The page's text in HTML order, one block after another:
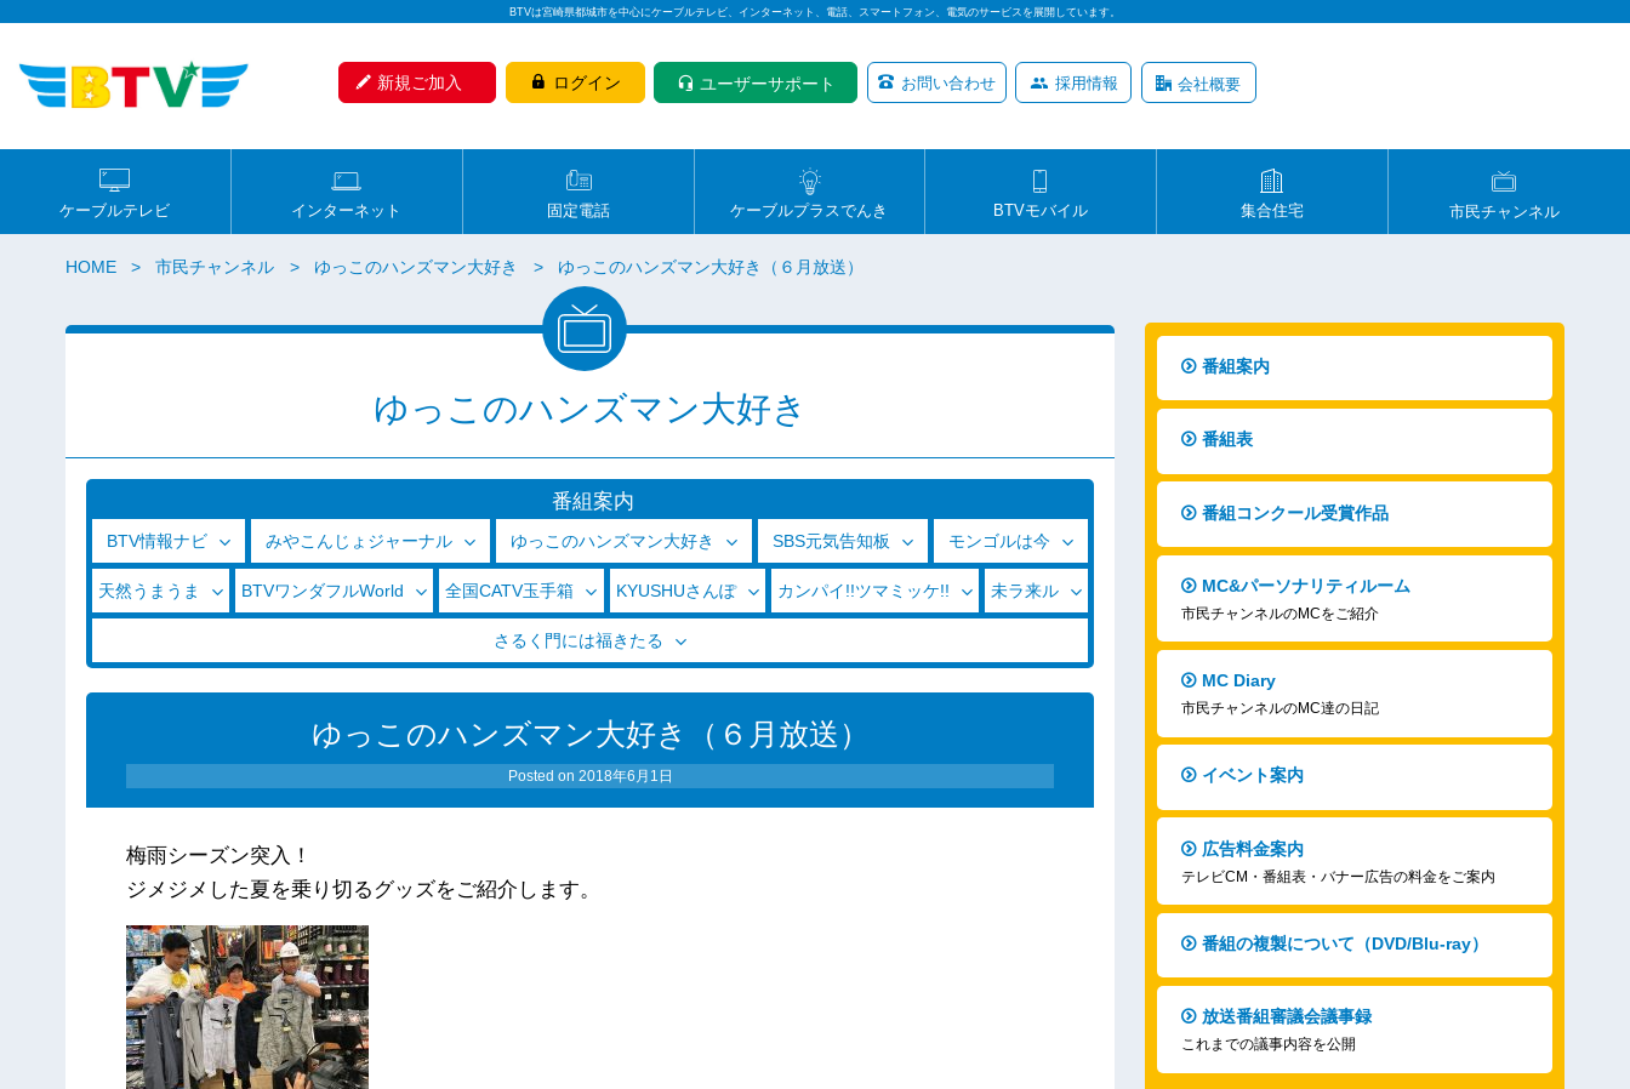
BTVは宮崎県都城市を中心にケーブルテレビ、インターネット、電話、スマートフォン、電気のサービスを展開しています。
新規ご加入 ログイン ユーザーサポート お問い合わせ 採用情報 会社概要
ケーブルテレビ インターネット 固定電話 ケーブルプラスでんき BTVモバイル 集合住宅 市民チャンネル
HOME 市民チャンネル ゆっこのハンズマン大好き ゆっこのハンズマン大好き（６月放送）
ゆっこのハンズマン大好き
番組案内
BTV情報ナビ みやこんじょジャーナル ゆっこのハンズマン大好き SBS元気告知板 モンゴルは今
天然うまうま BTVワンダフルWorld 全国CATV玉手箱 KYUSHUさんぽ カンパイ!!ツマミッケ!! 未ラ来ル
さるく門には福きたる
ゆっこのハンズマン大好き（６月放送）
Posted on 2018年6月1日
梅雨シーズン突入！
ジメジメした夏を乗り切るグッズをご紹介します。
番組案内
番組表
番組コンクール受賞作品
MC&パーソナリティルーム
市民チャンネルのMCをご紹介
MC Diary
市民チャンネルのMC達の日記
イベント案内
広告料金案内
テレビCM・番組表・バナー広告の料金をご案内
番組の複製について（DVD/Blu-ray）
放送番組審議会議事録
これまでの議事内容を公開